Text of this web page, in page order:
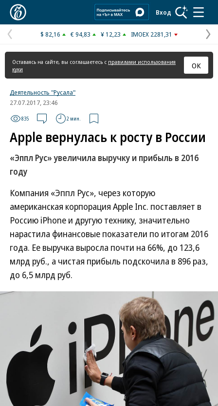
Вход
Предыдущая
страница
$ 82,16 € 94,83 ¥ 12,23 IMOEX 2281,31
Оставаясь на сайте, вы соглашаетесь с правилами использования
куки
ОК
Деятельность "Русала"
27.07.2017, 23:46
835 2 мин.
Apple вернулась к росту в России
«Эппл Рус» увеличила выручку и прибыль в 2016
году
Компания «Эппл Рус», через которую
американская корпорация Apple Inc. поставляет в
Россию iPhone и другую технику, значительно
нарастила финансовые показатели по итогам 2016
года. Ее выручка выросла почти на 66%, до 123,6
млрд руб., а чистая прибыль подскочила в 896 раз,
до 6,5 млрд руб.